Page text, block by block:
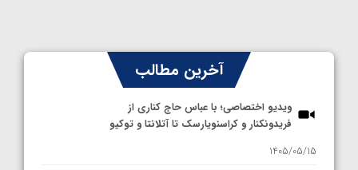
آخرین مطالب
ویدیو اختصاصی؛ با عباس حاج کناری از
فریدونکنار و کراسنویارسک تا آتلانتا و توکیو
1405/05/15